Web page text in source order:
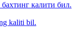
калити бил.
kaliti bil.